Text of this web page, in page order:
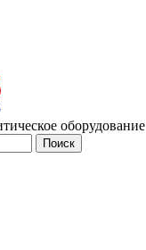
оборудование
Поиск